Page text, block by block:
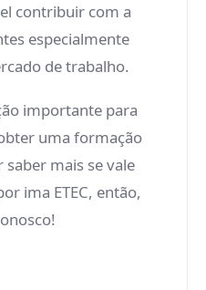
contribuir com a
especialmente
de trabalho.
importante para
uma formação
saber mais se vale
ima ETEC, então,